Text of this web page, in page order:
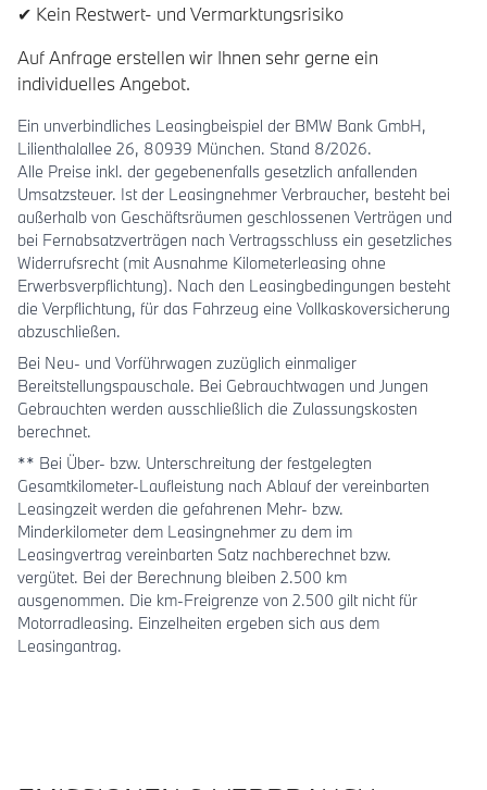
✔ Kein Restwert- und Vermarktungsrisiko
Auf Anfrage erstellen wir Ihnen sehr gerne ein
individuelles Angebot.
Ein unverbindliches Leasingbeispiel der BMW Bank GmbH,
Lilienthalallee 26, 80939 München. Stand 8/2026.
Alle Preise inkl. der gegebenenfalls gesetzlich anfallenden
Umsatzsteuer. Ist der Leasingnehmer Verbraucher, besteht bei
außerhalb von Geschäftsräumen geschlossenen Verträgen und
bei Fernabsatzverträgen nach Vertragsschluss ein gesetzliches
Widerrufsrecht (mit Ausnahme Kilometerleasing ohne
Erwerbsverpflichtung). Nach den Leasingbedingungen besteht
die Verpflichtung, für das Fahrzeug eine Vollkaskoversicherung
abzuschließen.
Bei Neu- und Vorführwagen zuzüglich einmaliger
Bereitstellungspauschale. Bei Gebrauchtwagen und Jungen
Gebrauchten werden ausschließlich die Zulassungskosten
berechnet.
** Bei Über- bzw. Unterschreitung der festgelegten
Gesamtkilometer-Laufleistung nach Ablauf der vereinbarten
Leasingzeit werden die gefahrenen Mehr- bzw.
Minderkilometer dem Leasingnehmer zu dem im
Leasingvertrag vereinbarten Satz nachberechnet bzw.
vergütet. Bei der Berechnung bleiben 2.500 km
ausgenommen. Die km-Freigrenze von 2.500 gilt nicht für
Motorradleasing. Einzelheiten ergeben sich aus dem
Leasingantrag.